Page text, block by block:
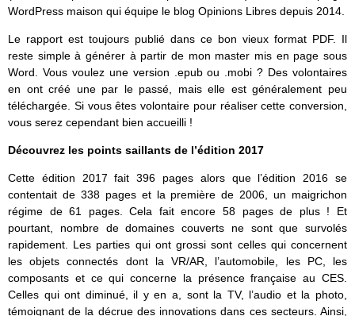
WordPress maison qui équipe le blog Opinions Libres depuis 2014.
Le rapport est toujours publié dans ce bon vieux format PDF. Il
reste simple à générer à partir de mon master mis en page sous
Word. Vous voulez une version .epub ou .mobi ? Des volontaires
en ont créé une par le passé, mais elle est généralement peu
téléchargée. Si vous êtes volontaire pour réaliser cette conversion,
vous serez cependant bien accueilli !
Découvrez les points saillants de l’édition 2017
Cette édition 2017 fait 396 pages alors que l’édition 2016 se
contentait de 338 pages et la première de 2006, un maigrichon
régime de 61 pages. Cela fait encore 58 pages de plus ! Et
pourtant, nombre de domaines couverts ne sont que survolés
rapidement. Les parties qui ont grossi sont celles qui concernent
les objets connectés dont la VR/AR, l’automobile, les PC, les
composants et ce qui concerne la présence française au CES.
Celles qui ont diminué, il y en a, sont la TV, l’audio et la photo,
témoignant de la décrue des innovations dans ces secteurs. Ainsi,